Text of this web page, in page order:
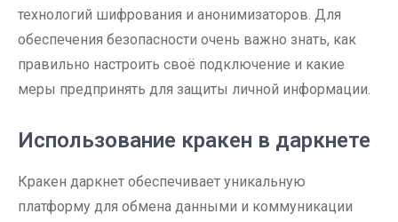
технологий шифрования и анонимизаторов. Для
обеспечения безопасности очень важно знать, как
правильно настроить своё подключение и какие
меры предпринять для защиты личной информации.
Использование кракен в даркнете
Кракен даркнет обеспечивает уникальную
платформу для обмена данными и коммуникации